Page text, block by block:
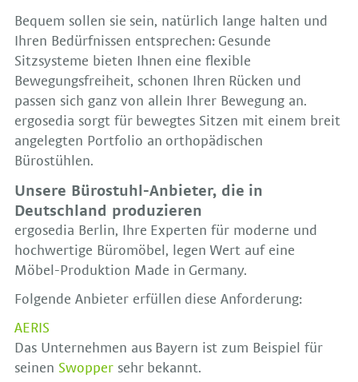
Bequem sollen sie sein, natürlich lange halten und
Ihren Bedürfnissen entsprechen: Gesunde
Sitzsysteme bieten Ihnen eine flexible
Bewegungsfreiheit, schonen Ihren Rücken und
passen sich ganz von allein Ihrer Bewegung an.
ergosedia sorgt für bewegtes Sitzen mit einem breit
angelegten Portfolio an orthopädischen
Bürostühlen.
Unsere Bürostuhl-Anbieter, die in
Deutschland produzieren
ergosedia Berlin, Ihre Experten für moderne und
hochwertige Büromöbel, legen Wert auf eine
Möbel-Produktion Made in Germany.
Folgende Anbieter erfüllen diese Anforderung:
AERIS
Das Unternehmen aus Bayern ist zum Beispiel für
seinen Swoppersehr bekannt.